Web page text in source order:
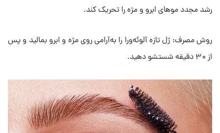
رشد مجدد موهای ابرو و مژه را تحریک کند.
روش مصرف: ژل تازه آلوئه‌ورا را به‌آرامی روی مژه و ابرو بمالید و پس
از ۳۰ دقیقه شستشو دهید.